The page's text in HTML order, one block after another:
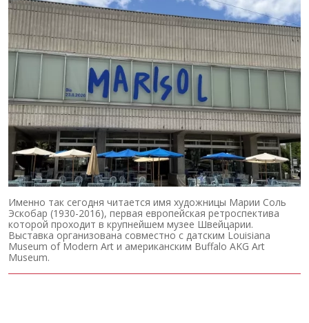
Именно так сегодня читается имя художницы Марии Соль
Эскобар (1930-2016), первая европейская ретроспектива
которой проходит в крупнейшем музее Швейцарии.
Выставка организована совместно с датским Louisiana
Museum of Modern Art и американским Buffalo AKG Art
Museum.